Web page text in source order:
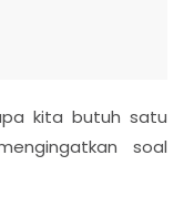
kita butuh satu
soal